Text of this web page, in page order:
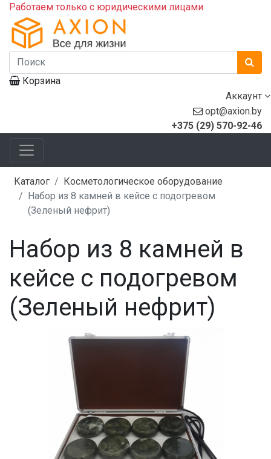
Работаем только с юридическими лицами
Корзина
Аккаунт
opt@axion.by
+375 (29) 570-92-46
Каталог
Косметологическое оборудование
Набор из 8 камней в кейсе с подогревом
(Зеленый нефрит)
Набор из 8 камней в
кейсе с подогревом
(Зеленый нефрит)